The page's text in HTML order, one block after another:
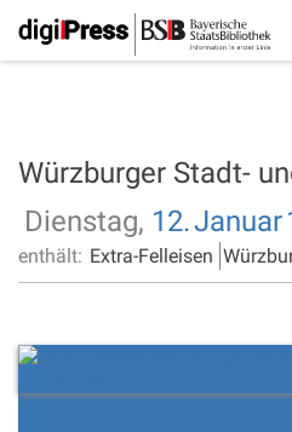
Würzburger Stadt-
Dienstag, 12.Januar
enthält: Extra-Felleisen